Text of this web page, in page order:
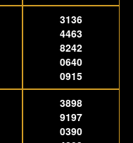
3136
4463
8242
0640
0915
3898
9197
0390